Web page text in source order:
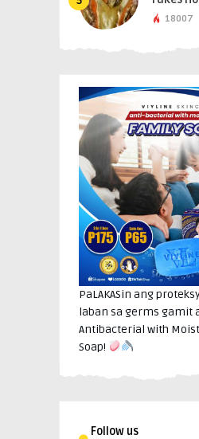
18007
PaLAKASin ang
laban sa germs gamit
Antibacterial with
Soap!
Follow us